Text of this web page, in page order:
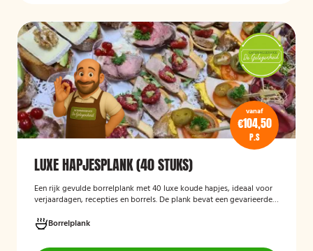
vanaf
€104,50
P.S
LUXE HAPJESPLANK (40 STUKS)
Een rijk gevulde borrelplank met 40 luxe koude hapjes, ideaal voor
verjaardagen, recepties en borrels. De plank bevat een gevarieerde
stijlvol worden gepresenteerd, zodat je gasten direct kunnen
genieten.
Borrelplank